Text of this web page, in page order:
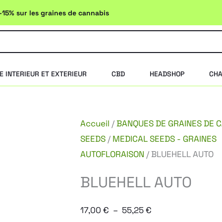
-15% sur les graines de cannabis
INTERIEUR ET EXTERIEUR CBD HEADSHOP
Accueil /BANQUES DE GRAINES DE
SEEDS / MEDICAL SEEDS - GRAINES
AUTOFLORAISON / BLUEHELL AUTO
BLUEHELL AUTO
17,00 € – 55,25€